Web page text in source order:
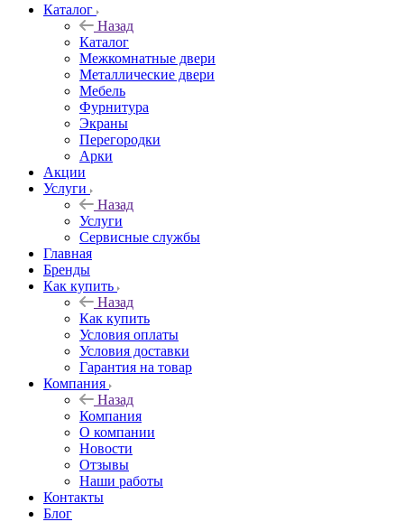
Каталог
Назад
Каталог
Межкомнатные двери
Металлические двери
Мебель
Фурнитура
Экраны
Перегородки
Арки
Акции
Услуги
Назад
Услуги
Сервисные службы
Главная
Бренды
Как купить
Назад
Как купить
Условия оплаты
Условия доставки
Гарантия на товар
Компания
Назад
Компания
О компании
Новости
Отзывы
Наши работы
Контакты
Блог